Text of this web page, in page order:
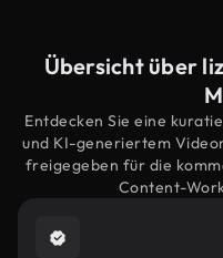
Übersicht über
Entdecken Sie eine
und KI-generiertem
freigegeben für die
Content-